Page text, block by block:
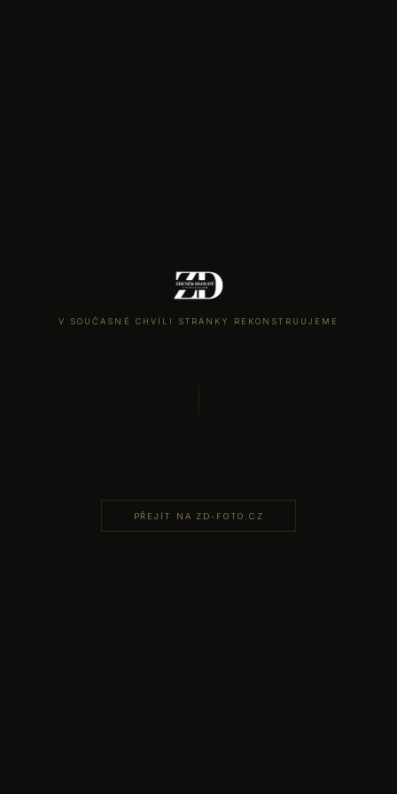
V SOUČASNÉ CHVÍLI STRÁNKY REKONSTRUUJEME
PŘEJÍT NA ZD-FOTO.CZ